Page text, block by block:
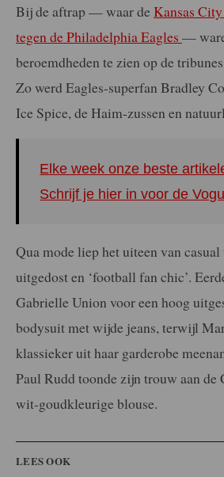
Bij de aftrap — waar de Kansas
tegen de Philadelphia Eagles —
beroemdheden te zien op de
Zo werd Eagles-superfan Bradley
Ice Spice, de Haim-zussen en
Elke week onze beste
Schrijf je hier in voor de
Qua mode liep het uiteen van
uitgedost en ‘football fan chic’.
Gabrielle Union voor een hoog
bodysuit met wijde jeans, terwijl
klassieker uit haar garderobe
Paul Rudd toonde zijn trouw aan de
wit-goudkleurige blouse.
LEES OOK